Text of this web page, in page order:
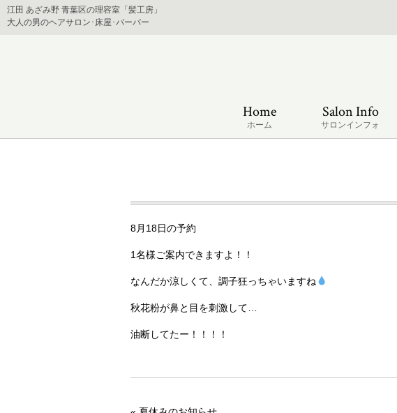
江田 あざみ野 青葉区の理容室「髪工房」
大人の男のヘアサロン･床屋･バーバー
Home
ホーム
Salon Info
サロンインフォ
8月18日の予約
1名様ご案内できますよ！！
なんだか涼しくて、調子狂っちゃいますね
秋花粉が鼻と目を刺激して…
油断してたー！！！！